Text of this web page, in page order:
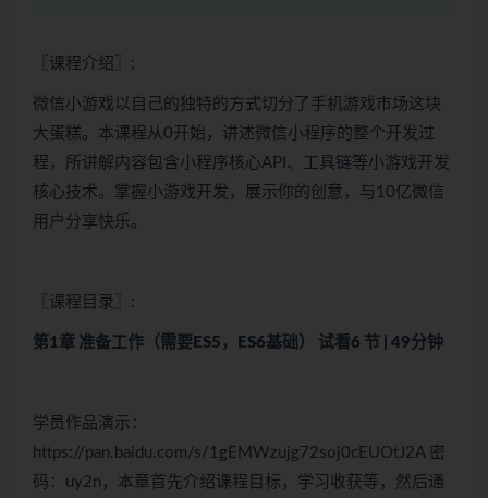
〖课程介绍〗:
微信小游戏以自己的独特的方式切分了手机游戏市场这块
大蛋糕。本课程从0开始，讲述微信小程序的整个开发过
程，所讲解内容包含小程序核心API、工具链等小游戏开发
核心技术。掌握小游戏开发，展示你的创意，与10亿微信
用户分享快乐。
〖课程目录〗:
第1章 准备工作（需要ES5，ES6基础） 试看6 节 | 49分钟
学员作品演示：
https://pan.baidu.com/s/1gEMWzujg72soj0cEUOtJ2A 密
码：uy2n，本章首先介绍课程目标，学习收获等，然后通